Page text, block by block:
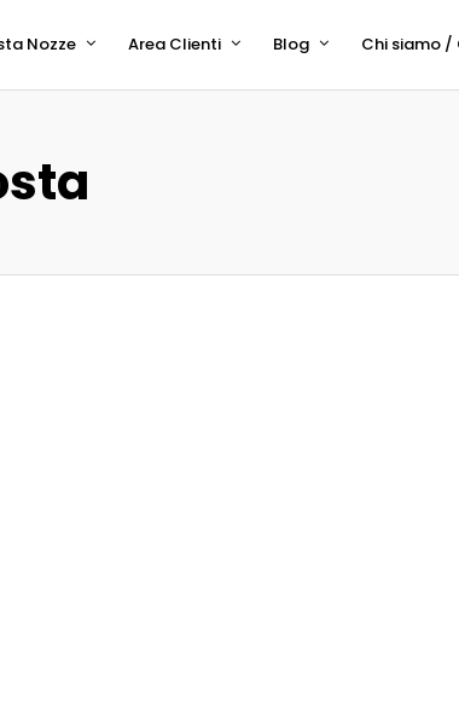
Nozze Area Clienti Blog Chi siamo